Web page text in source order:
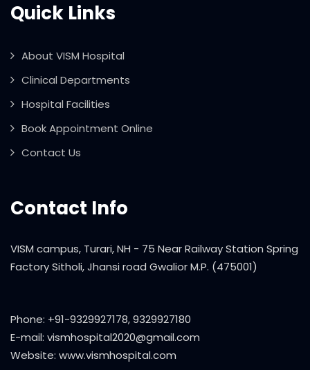
Quick Links
About VISM Hospital
Clinical Departments
Hospital Facilities
Book Appointment Online
Contact Us
Contact Info
VISM campus, Turari, NH - 75 Near Railway Station Spring
Factory Sitholi, Jhansi road Gwalior M.P. (475001)
Phone: +91-9329927178, 9329927180
E-mail: vismhospital2020@gmail.com
Website: www.vismhospital.com